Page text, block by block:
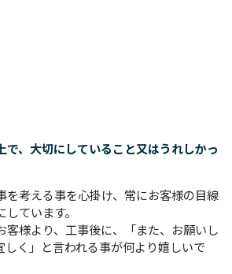
で、大切にしていること又はうれしかっ
を考える事を心掛け、常にお客様の目線
ています。
客様より、工事後に、「また、お願いし
しく」と言われる事が何より嬉しいで